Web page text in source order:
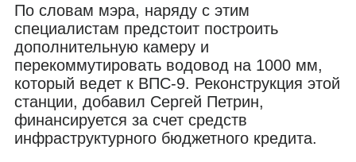
По словам мэра, наряду с этим
специалистам предстоит построить
дополнительную камеру и
перекоммутировать водовод на 1000 мм,
который ведет к ВПС-9. Реконструкция этой
станции, добавил Сергей Петрин,
финансируется за счет средств
инфраструктурного бюджетного кредита.